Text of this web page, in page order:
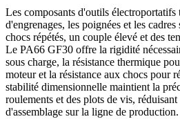
Les composants d'outils électroportatifs
d'engrenages, les poignées et les
chocs répétés, un couple élevé et des
Le PA66 GF30 offre la rigidité
sous charge, la résistance thermique
moteur et la résistance aux chocs pour
stabilité dimensionnelle maintient la
roulements et des plots de vis,
d'assemblage sur la ligne de production.